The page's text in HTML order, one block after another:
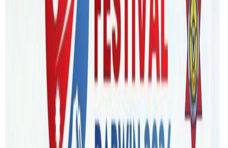
ब्रिजबेन । मार्च २३ मा अष्ट्रेलियास्थित सिड्नीमा होलीको रमझमसहित
भब्य सांस्कृतिक कार्यक्रमको आयोजना हुने भएको छ । साँझ ५:३०